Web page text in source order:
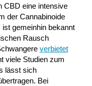
CBD eine intensive
der Cannabinoide
gemeinhin bekannt
Rausch
verbietet
viele Studien zum
lässt sich
Bei